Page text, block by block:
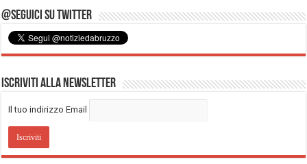
@Seguici su Twitter
Iscriviti alla Newsletter
Il tuo indirizzo Email